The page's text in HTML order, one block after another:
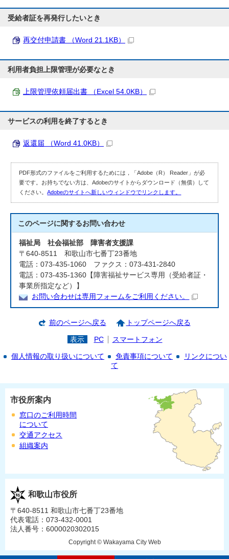
受給者証を再発行したいとき
再交付申請書 （Word 21.1KB）
利用者負担上限管理が必要なとき
上限管理依頼届出書 （Excel 54.0KB）
サービスの利用を終了するとき
返還届 （Word 41.0KB）
PDF形式のファイルをご利用するためには，「Adobe（R） Reader」が必
要です。お持ちでない方は、Adobeのサイトからダウンロード（無償）して
ください。Adobeのサイトへ新しいウィンドウでリンクします。
このページに関するお問い合わせ
福祉局 社会福祉部 障害者支援課
〒640-8511 和歌山市七番丁23番地
電話：073-435-1060 ファクス：073-431-2840
電話：073-435-1360【障害福祉サービス専用（受給者証・
事業所指定など）】
お問い合わせは専用フォームをご利用ください。
前のページへ戻る トップページへ戻る
表示 PC スマートフォン
個人情報の取り扱いについて 免責事項について
リンクについ
て
市役所案内
窓口のご利用時間
について
交通アクセス
組織案内
和歌山市役所
〒640-8511 和歌山市七番丁23番地
代表電話：073-432-0001
法人番号：6000020302015
Copyright © Wakayama City Web